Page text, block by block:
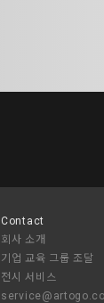
Contact
회사 소개
기업 교육 그룹 조달
전시 서비스
service@artogo.co